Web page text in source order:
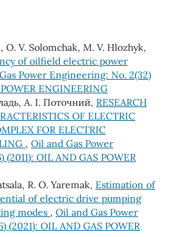
О. V. Solomchak, М. V. Hlozhyk,
of oilfield electric power
Power Engineering: No. 2(32)
ENGINEERING
А. І. Поточний, RESEARCH
OF ELECTRIC
FOR ELECTRIC
, Oil and Gas Power
OIL AND GAS POWER
R. О. Yaremak, Estimation of
of electric drive pumping
modes , Oil and Gas Power
(2021): OIL AND GAS POWER